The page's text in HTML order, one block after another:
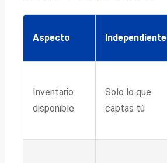
Aspecto Independiente
Inventario
disponible
Solo lo que
captas tú